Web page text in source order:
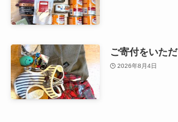
ご寄付をいた
2026年8月4日